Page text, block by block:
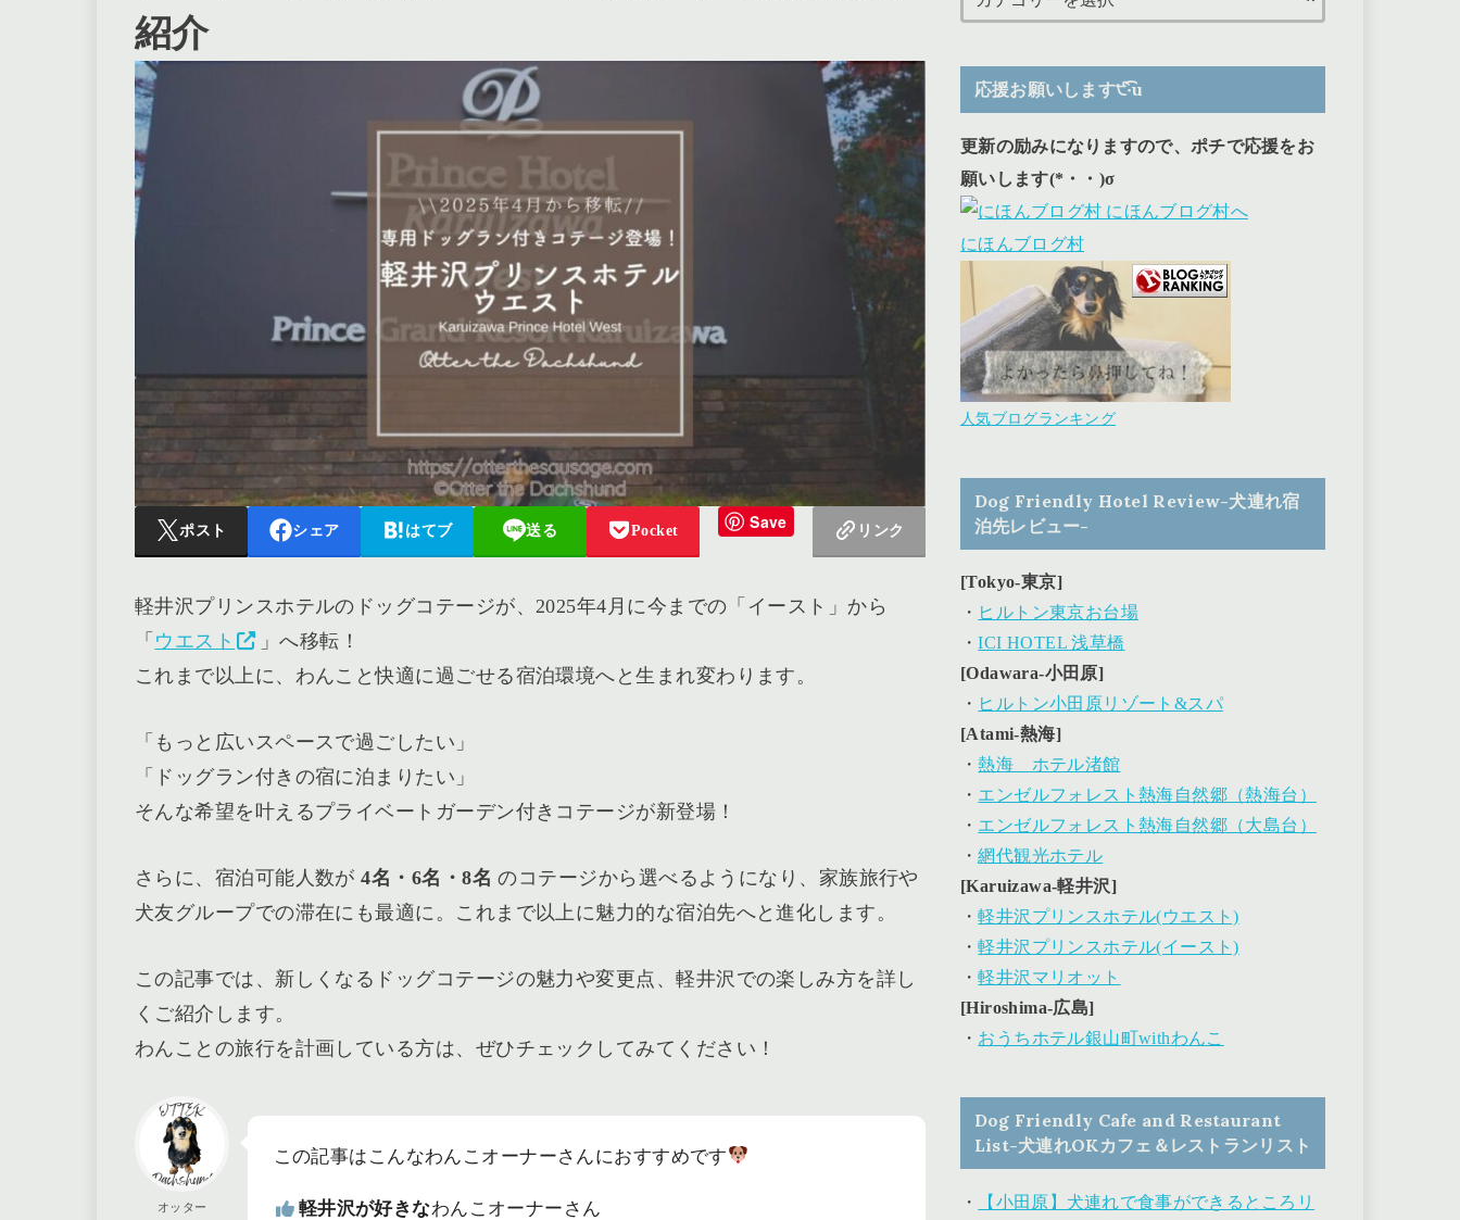
紹介
ポスト シェア はてブ 送る Pocket Save リンク
軽井沢プリンスホテルのドッグコテージが、2025年4月に今までの「イースト」から
「 ウエスト
」へ移転！
これまで以上に、わんこと快適に過ごせる宿泊環境へと生まれ変わります。
「もっと広いスペースで過ごしたい」
「ドッグラン付きの宿に泊まりたい」
そんな希望を叶えるプライベートガーデン付きコテージが新登場！
さらに、宿泊可能人数が4名・6名・8名 のコテージから選べるようになり、家族旅行や
犬友グループでの滞在にも最適に。これまで以上に魅力的な宿泊先へと進化します。
この記事では、新しくなるドッグコテージの魅力や変更点、軽井沢での楽しみ方を詳し
くご紹介します。
わんことの旅行を計画している方は、ぜひチェックしてみてください！
オッター
この記事はこんなわんこオーナーさんにおすすめです
軽井沢が好きなわんこオーナーさん
応援お願いします੯‧̀͡u
更新の励みになりますので、ポチで応援をお
願いします(*・・)σ
にほんブログ村
人気ブログランキング
Dog Friendly Hotel Review-犬連れ宿
泊先レビュー-
[Tokyo-東京]
・ ヒルトン東京お台場
・ICI HOTEL 浅草橋
[Odawara-小田原]
・ ヒルトン小田原リゾート&スパ
[Atami-熱海]
・熱海 ホテル渚館
・ エンゼルフォレスト熱海自然郷（熱海台）
・ エンゼルフォレスト熱海自然郷（大島台）
・網代観光ホテル
[Karuizawa-軽井沢]
・軽井沢プリンスホテル(ウエスト)
・軽井沢プリンスホテル(イースト)
・軽井沢マリオット
[Hiroshima-広島]
・ おうちホテル銀山町withわんこ
Dog Friendly Cafe and Restaurant
List-犬連れOKカフェ＆レストランリスト
・
【小田原】犬連れで食事ができるところリ